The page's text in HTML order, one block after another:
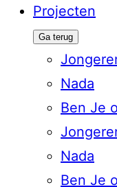
Projecten
Ga terug
Nada
Ben Je
Nada
Ben Je